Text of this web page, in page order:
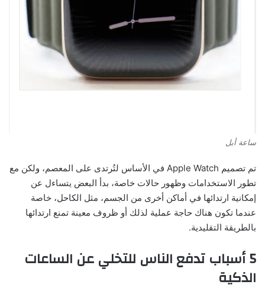
ساعة أبل
تم تصميم Apple Watch في الأساس لتُرتدى على المعصم، ولكن مع
تطور الاستخدامات وظهور حالات خاصة، بدأ البعض يتساءل عن
إمكانية ارتدائها في أماكن أخرى من الجسم، مثل الكاحل، خاصة
عندما تكون هناك حاجة عملية لذلك أو ظروف معينة تمنع ارتدائها
بالطريقة التقليدية.
5 أسباب تدفع الناس للتخلي عن الساعات
الذكية